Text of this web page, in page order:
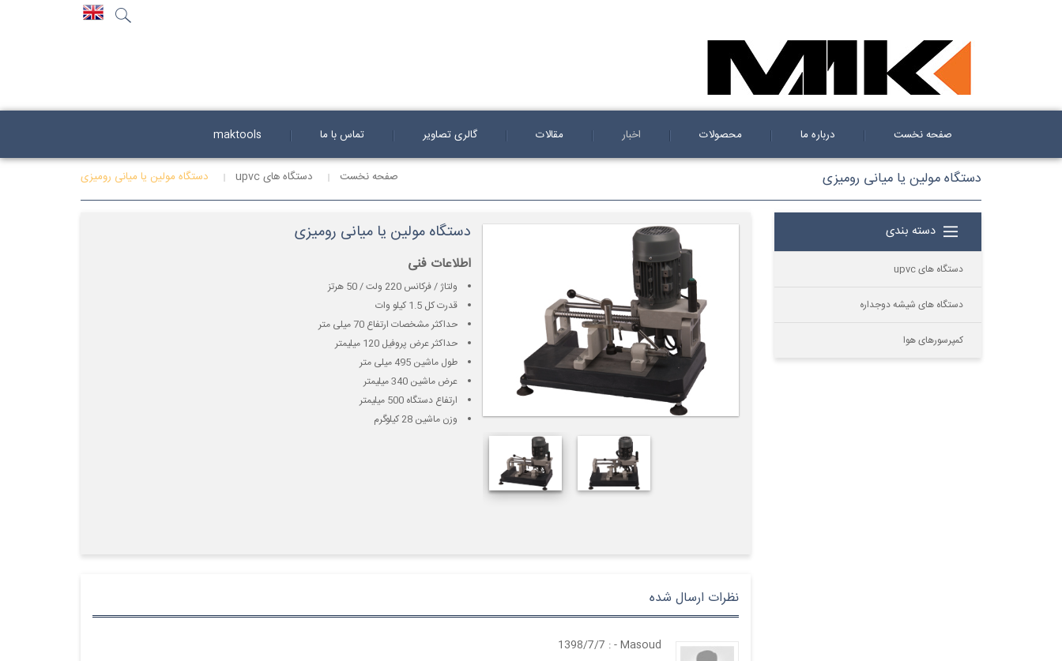
صفحه نخست درباره ما محصولات اخبار مقالات گالری تصاویر تماس با ما maktools
دستگاه مولین یا میانی رومیزی صفحه نخست دستگاه های upvc دستگاه مولین یا میانی رومیزی
دسته بندی
دستگاه های upvc
دستگاه های شیشه دوجداره
کمپرسورهای هوا
دستگاه مولین یا میانی رومیزی
اطلاعات فنی
ولتاژ / فرکانس 220 ولت / 50 هرتز
قدرت کل 1.5 کیلو وات
حداکثر مشخصات ارتفاع 70 میلی متر
حداکثر عرض پروفیل 120 میلیمتر
طول ماشین 495 میلی متر
عرض ماشین 340 میلیمتر
ارتفاع دستگاه 500 میلیمتر
وزن ماشین 28 کیلوگرم
نظرات ارسال شده
Masoud
- : 1398/7/7